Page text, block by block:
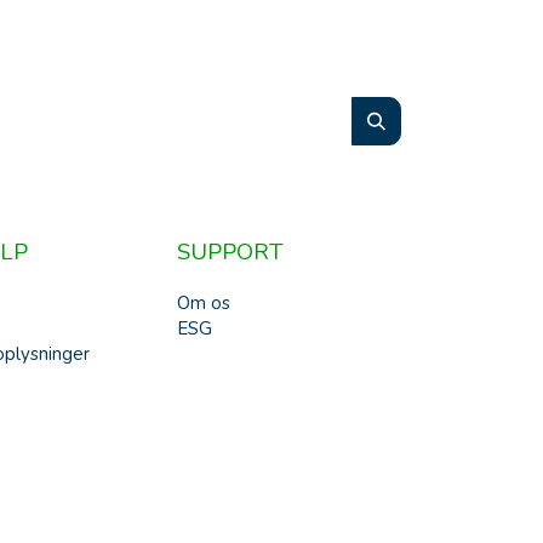
SUPPORT
Om os
ESG